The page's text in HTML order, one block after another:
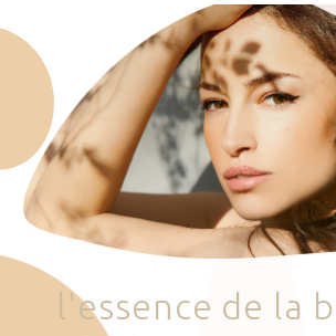
Soins
Je veux faire un bon cadeau
Plan d’accès
Prendre RDV
'essence de la b